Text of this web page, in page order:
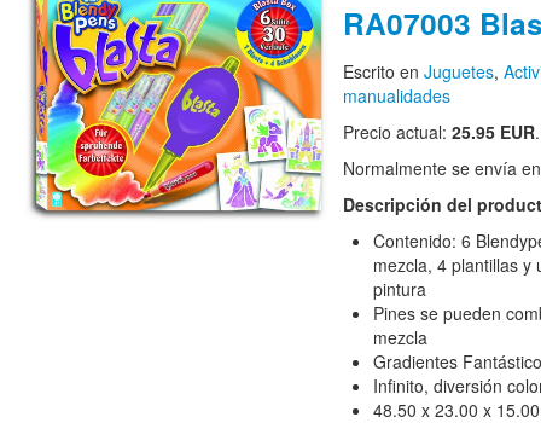
RA07003
Escrito en Juguetes,
manualidades
Precio actual: 25.95 EUR.
Normalmente se envía
Descripción del
Contenido: 6
mezcla, 4 plantillas
pintura
Pines se pueden
mezcla
Gradientes
Infinito, diversión
48.50 x 23.00 x 15.00